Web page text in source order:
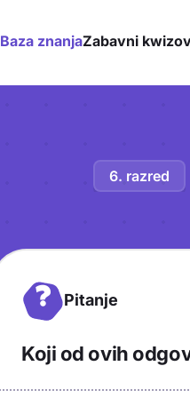
Baza znanjaZabavni
6. razred
? Pitanje
Koji od ovih